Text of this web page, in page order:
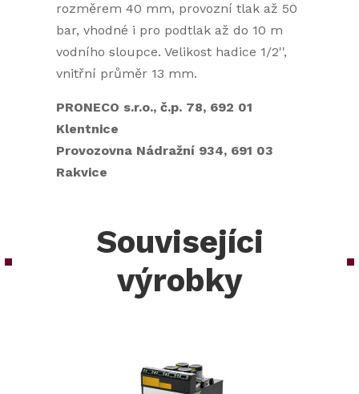
rozměrem 40 mm, provozní tlak až 50
bar, vhodné i pro podtlak až do 10 m
vodního sloupce. Velikost hadice 1/2'',
vnitřní průměr 13 mm.
PRONECO s.r.o., č.p. 78, 692 01
Klentnice
Provozovna Nádražní 934, 691 03
Rakvice
Souvisejíci
výrobky